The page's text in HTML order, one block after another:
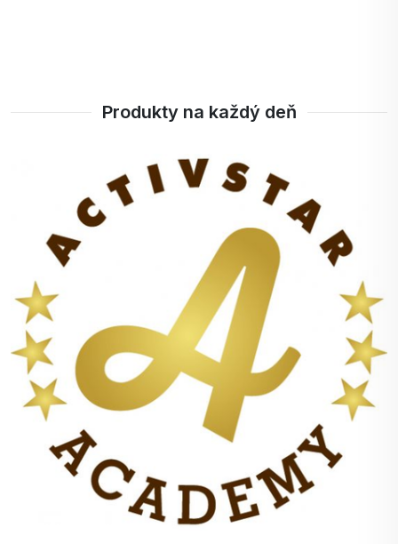
Produkty na každý deň